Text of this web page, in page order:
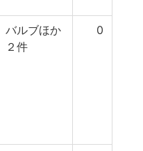
バルブほか
２件
0